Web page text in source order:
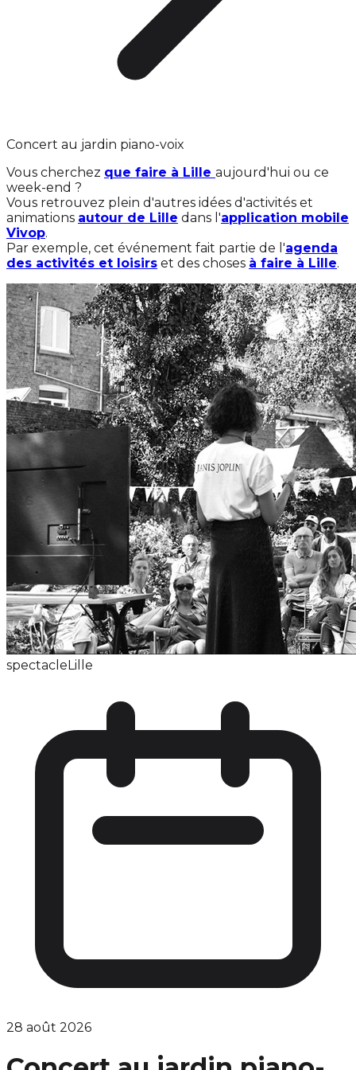
Concert au jardin piano-voix
Vous cherchez que faire à Lille aujourd'hui ou ce
week-end ?
Vous retrouvez plein d'autres idées d'activités et
animations autour de Lille dans l'application mobile
Vivop.
Par exemple, cet événement fait partie de l'agenda
des activités et loisirs et des choses à faire à Lille.
spectacleLille
28 août 2026